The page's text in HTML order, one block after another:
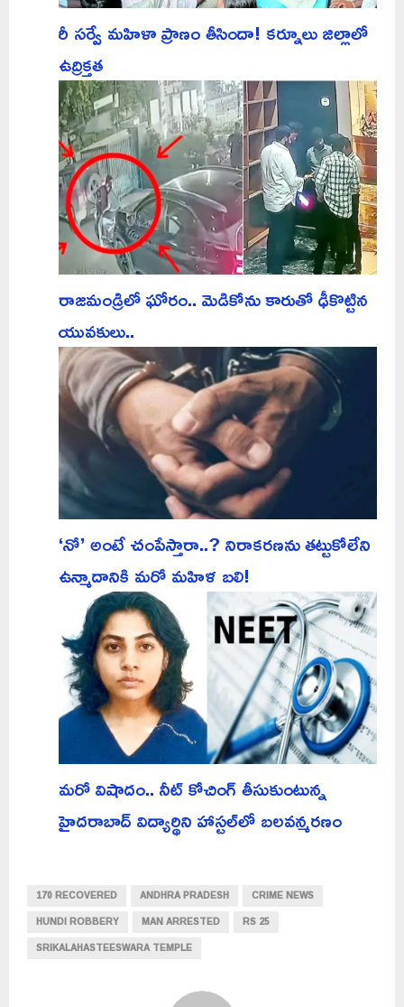
రీ సర్వే మహిళా ప్రాణం తీసిందా! కర్నూలు జిల్లాలో
ఉద్రిక్తత
రాజమండ్రిలో ఘోరం.. మెడికోను కారుతో ఢీకొట్టిన
యువకులు..
‘నో’ అంటే చంపేస్తారా..? నిరాకరణను తట్టుకోలేని
ఉన్మాదానికి మరో మహిళ బలి!
మరో విషాదం.. నీట్ కోచింగ్ తీసుకుంటున్న
హైదరాబాద్ విద్యార్థిని హాస్టల్‌లో బలవన్మరణం
170 RECOVERED ANDHRA PRADESH
CRIME NEWS
HUNDI ROBBERY
MAN ARRESTED
RS 25
SRIKALAHASTEESWARA TEMPLE